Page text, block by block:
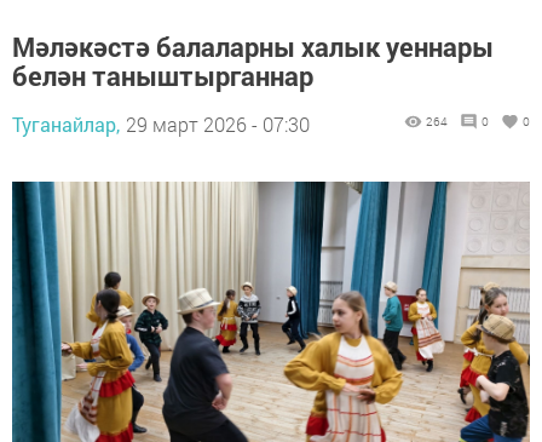
Мәләкәстә балаларны халык уеннары
белән таныштырганнар
Туганайлар, 29 март 2026 - 07:30 264 0 0